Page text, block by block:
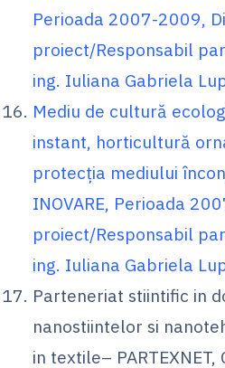
Perioada 2007-2009,
proiect/Responsabil
ing. Iuliana Gabriela
Mediu de cultură
instant, horticultură
protecţia mediului
INOVARE, Perioada
proiect/Responsabil
ing. Iuliana Gabriela
Parteneriat stiintific in
nanostiintelor si
in textile–